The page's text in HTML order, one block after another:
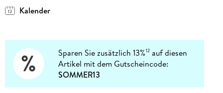
Kalender
Sparen Sie zusätzlich 13%12 auf diesen
Artikel mit dem Gutscheincode:
SOMMER13